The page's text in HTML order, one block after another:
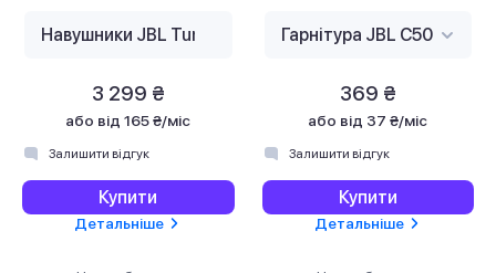
3 299 ₴
або від 165 ₴/міс
Залишити відгук
Купити
Детальніше
369 ₴
або від 37 ₴/міс
Залишити відгук
Купити
Детальніше